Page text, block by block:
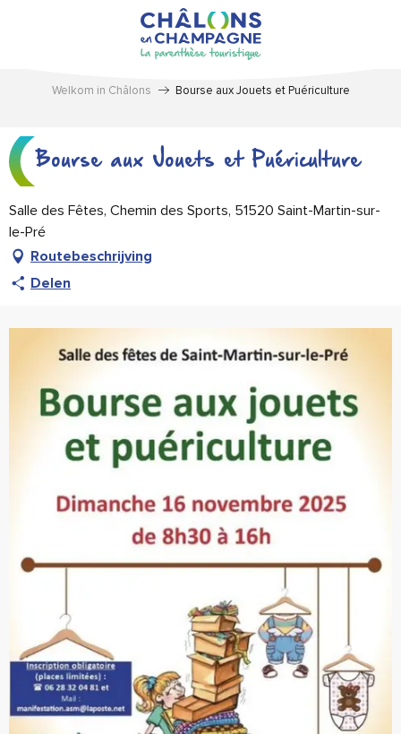
Welkom in Châlons Bourse aux Jouets et Puériculture
Bourse aux Jouets et Puériculture
Salle des Fêtes, Chemin des Sports, 51520 Saint-Martin-sur-
le-Pré
Routebeschrijving
Delen